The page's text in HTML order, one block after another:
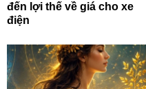
đến lợi thế về giá cho xe
điện